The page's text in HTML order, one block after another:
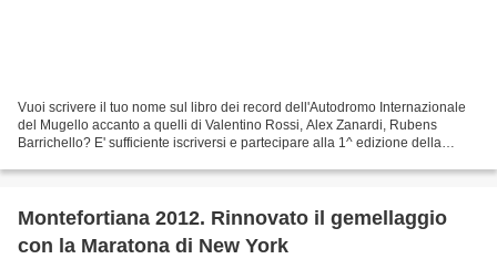
Vuoi scrivere il tuo nome sul libro dei record dell'Autodromo Internazionale
del Mugello accanto a quelli di Valentino Rossi, Alex Zanardi, Rubens
Barrichello? E' sufficiente iscriversi e partecipare alla 1^ edizione della
Montefortiana 2012. Rinnovato il gemellaggio
con la Maratona di New York